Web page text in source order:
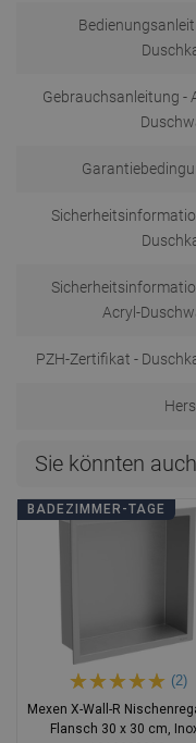
Gebrauchsanleitung -
Acryl-
PZH-Zertifikat -
Sie könnten
BADEZIMMER-TAGE
(2)
Mexen X-Wall-R
Flansch 30 x 30 cm,